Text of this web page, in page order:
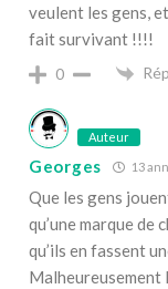
veulent les gens,
fait survivant !!!!
0
Auteur
Georges 13
Que les gens
qu’une marque de
qu’ils en fassent
Malheureusement